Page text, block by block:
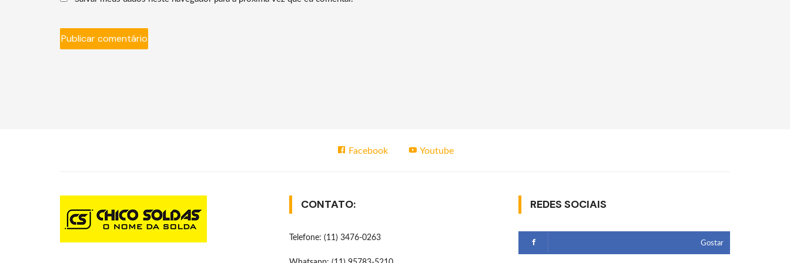
Facebook Youtube
CONTATO:
Telefone: (11) 3476-0263
REDES SOCIAIS
Gostar